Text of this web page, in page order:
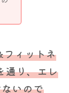
フィットネ
通り、エレ
いので